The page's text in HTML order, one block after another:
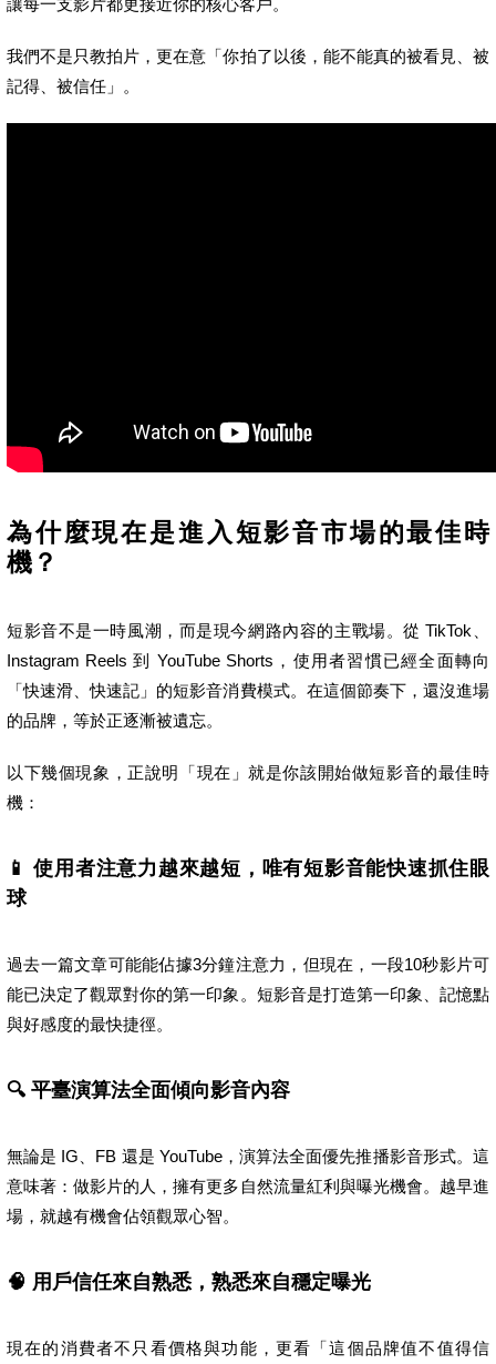
我們不是只教拍片，更在意「你拍了以後，能不能真的被看見、被
記得、被信任」。
為什麼現在是進入短影音市場的最佳時
機？
短影音不是一時風潮，而是現今網路內容的主戰場。從 TikTok、
Instagram Reels 到 YouTube Shorts，使用者習慣已經全面轉向
「快速滑、快速記」的短影音消費模式。在這個節奏下，還沒進場
的品牌，等於正逐漸被遺忘。
以下幾個現象，正說明「現在」就是你該開始做短影音的最佳時
機：
📱 使用者注意力越來越短，唯有短影音能快速抓住眼
球
過去一篇文章可能能佔據3分鐘注意力，但現在，一段10秒影片可
能已決定了觀眾對你的第一印象。短影音是打造第一印象、記憶點
與好感度的最快捷徑。
🔍 平臺演算法全面傾向影音內容
無論是 IG、FB 還是 YouTube，演算法全面優先推播影音形式。這
意味著：做影片的人，擁有更多自然流量紅利與曝光機會。越早進
場，就越有機會佔領觀眾心智。
🧠 用戶信任來自熟悉，熟悉來自穩定曝光
現在的消費者不只看價格與功能，更看「這個品牌值不值得信